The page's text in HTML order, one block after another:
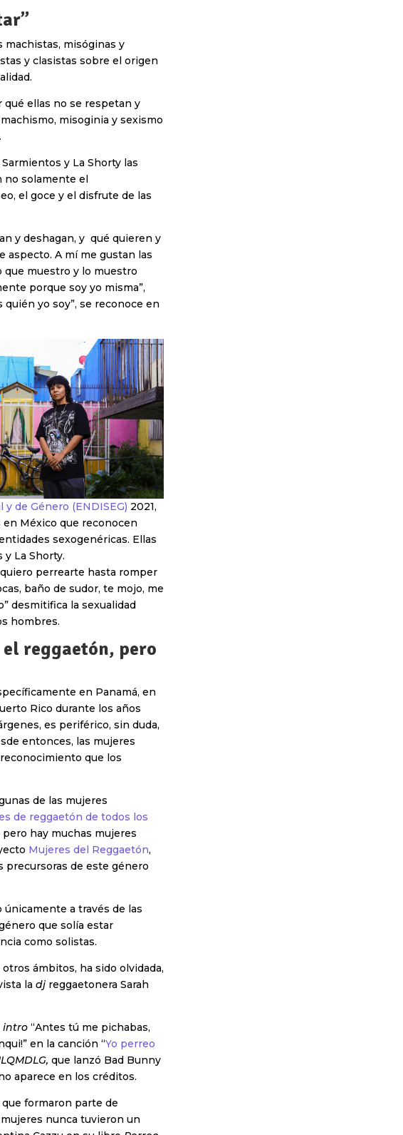
machistas, misóginas y
y clasistas sobre el origen
qué ellas no se respetan y
misoginia y sexismo
y La Shorty las
no solamente el
el goce y el disfrute de las
y deshagan, y qué quieren y
aspecto. A mí me gustan las
que muestro y lo muestro
porque soy yo misma”,
yo soy”, se reconoce en
de Género (ENDISEG) 2021,
México que reconocen
sexogenéricas. Ellas
y La Shorty.
perrearte hasta romper
baño de sudor, te mojo, me
desmitifica la sexualidad
hombres.
reggaetón, pero
en Panamá, en
Rico durante los años
es periférico, sin duda,
entonces, las mujeres
que los
de las mujeres
de reggaetón de todos los
pero hay muchas mujeres
Mujeres del Reggaetón,
precursoras de este género
a través de las
que solía estar
como solistas.
ámbitos, ha sido olvidada,
la dj reggaetonera Sarah
intro “Antes tú me pichabas,
en la canción “Yo perreo
que lanzó Bad Bunny
aparece en los créditos.
formaron parte de
nunca tuvieron un